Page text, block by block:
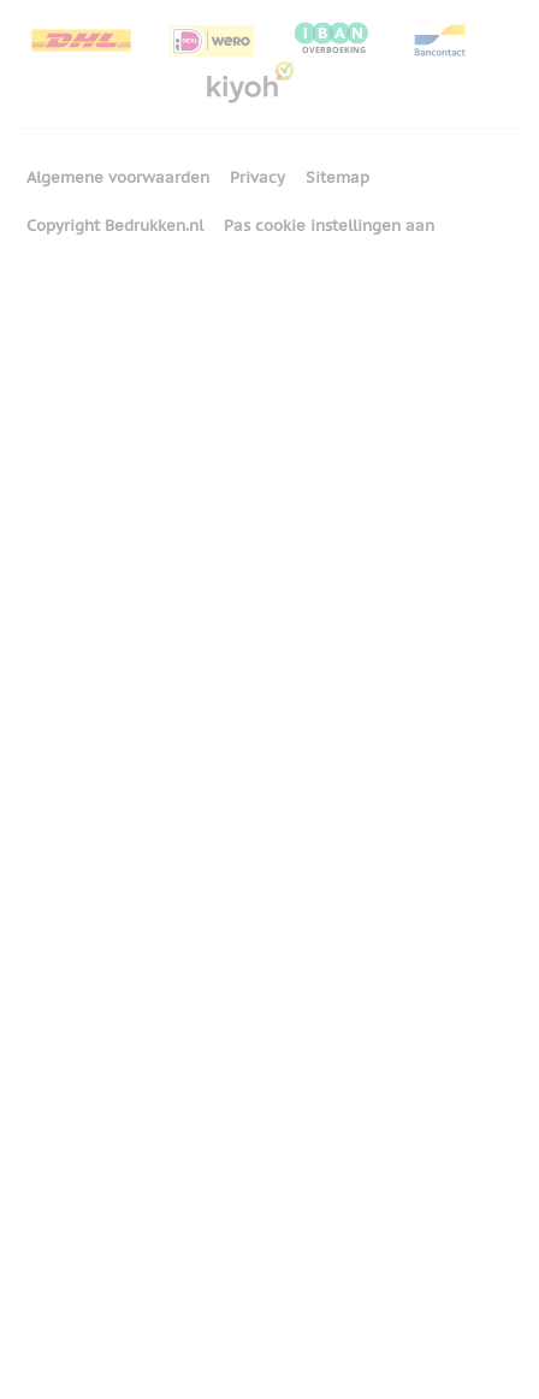
Algemene voorwaarden Privacy Sitemap
Copyright Bedrukken.nl Pas cookie instellingen aan